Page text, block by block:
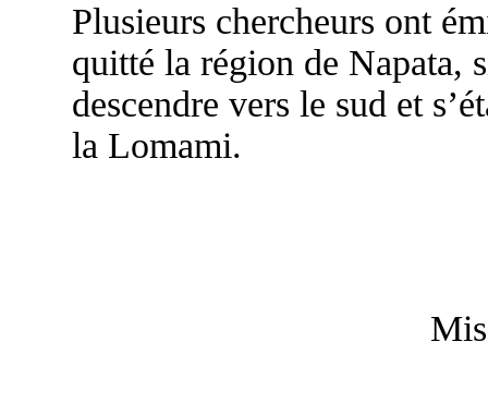
Plusieurs chercheurs ont
quitté la région de Napata,
descendre vers le sud et
la Lomami.